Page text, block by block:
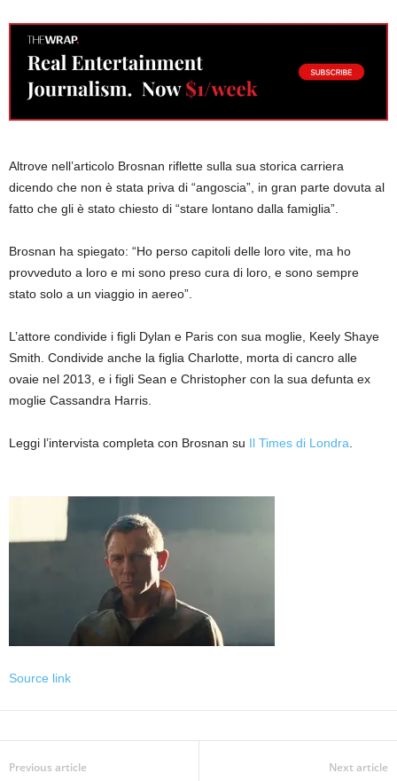
Altrove nell’articolo Brosnan riflette sulla sua storica carriera
dicendo che non è stata priva di “angoscia”, in gran parte dovuta al
fatto che gli è stato chiesto di “stare lontano dalla famiglia”.
Brosnan ha spiegato: “Ho perso capitoli delle loro vite, ma ho
provveduto a loro e mi sono preso cura di loro, e sono sempre
stato solo a un viaggio in aereo”.
L’attore condivide i figli Dylan e Paris con sua moglie, Keely Shaye
Smith. Condivide anche la figlia Charlotte, morta di cancro alle
ovaie nel 2013, e i figli Sean e Christopher con la sua defunta ex
moglie Cassandra Harris.
Leggi l’intervista completa con Brosnan su Il Times di Londra.
Source link
Previous article Next article